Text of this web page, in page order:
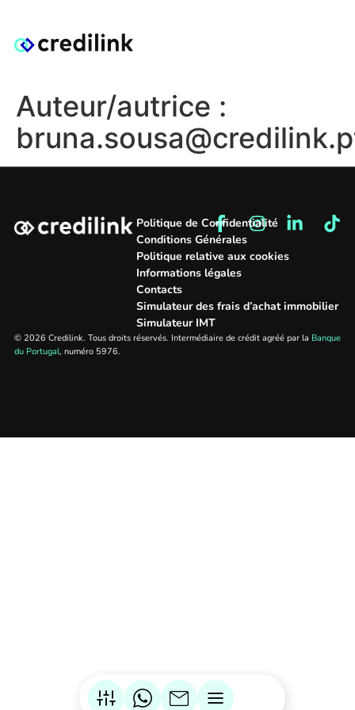
Auteur/autrice :
Politique de Confidentialité
Conditions Générales
Politique relative aux cookies
Informations légales
Contacts
Simulateur des frais d’achat immobilier
Simulateur IMT
© 2026 Credilink. Tous droits réservés. Intermédiaire de crédit agréé par la Banque
du Portugal, numéro 5976.